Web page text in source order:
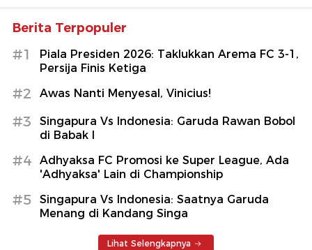
Berita Terpopuler
#1
Piala Presiden 2026: Taklukkan Arema FC 3-1,
Persija Finis Ketiga
#2 Awas Nanti Menyesal, Vinicius!
#3
Singapura Vs Indonesia: Garuda Rawan Bobol
di Babak I
#4
Adhyaksa FC Promosi ke Super League, Ada
'Adhyaksa' Lain di Championship
#5
Singapura Vs Indonesia: Saatnya Garuda
Menang di Kandang Singa
Lihat Selengkapnya